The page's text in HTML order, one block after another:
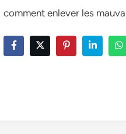
comment enlever les